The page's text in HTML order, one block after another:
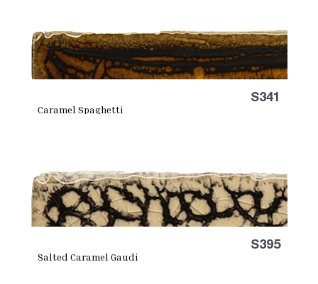
S341
Caramel Spaghetti
S395
Salted Caramel Gaudi